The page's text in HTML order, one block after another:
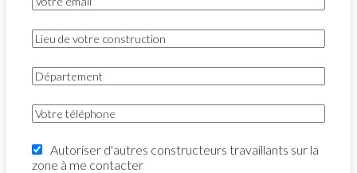
Autoriser d'autres constructeurs travaillants sur la
zone à me contacter